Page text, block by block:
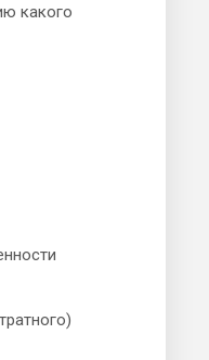
какого